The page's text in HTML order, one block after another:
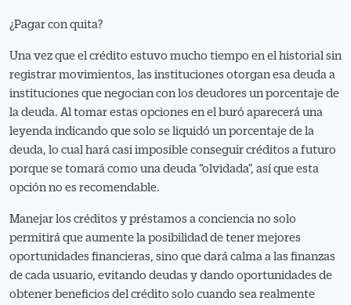
¿Pagar con quita?
Una vez que el crédito estuvo mucho tiempo en el historial sin
registrar movimientos, las instituciones otorgan esa deuda a
instituciones que negocian con los deudores un porcentaje de
la deuda. Al tomar estas opciones en el buró aparecerá una
leyenda indicando que solo se liquidó un porcentaje de la
deuda, lo cual hará casi imposible conseguir créditos a futuro
porque se tomará como una deuda “olvidada”, así que esta
opción no es recomendable.
Manejar los créditos y préstamos a conciencia no solo
permitirá que aumente la posibilidad de tener mejores
oportunidades financieras, sino que dará calma a las finanzas
de cada usuario, evitando deudas y dando oportunidades de
obtener beneficios del crédito solo cuando sea realmente